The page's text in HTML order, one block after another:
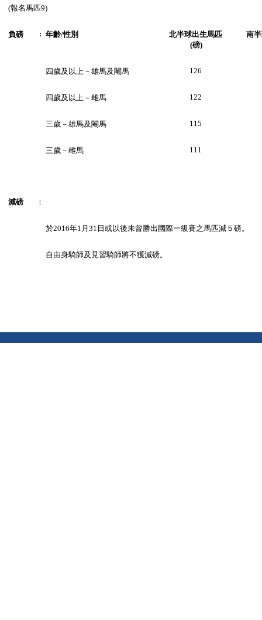
(報名馬匹9)
負磅 : 年齡/性別
北半球出生馬匹
(磅)
南
四歲及以上－雄馬及閹馬 126
四歲及以上－雌馬 122
三歲－雄馬及閹馬 115
三歲－雌馬 111
減磅 ：
於2016年1月31日或以後未曾勝出國際一級賽之馬匹減５磅。
自由身騎師及見習騎師將不獲減磅。